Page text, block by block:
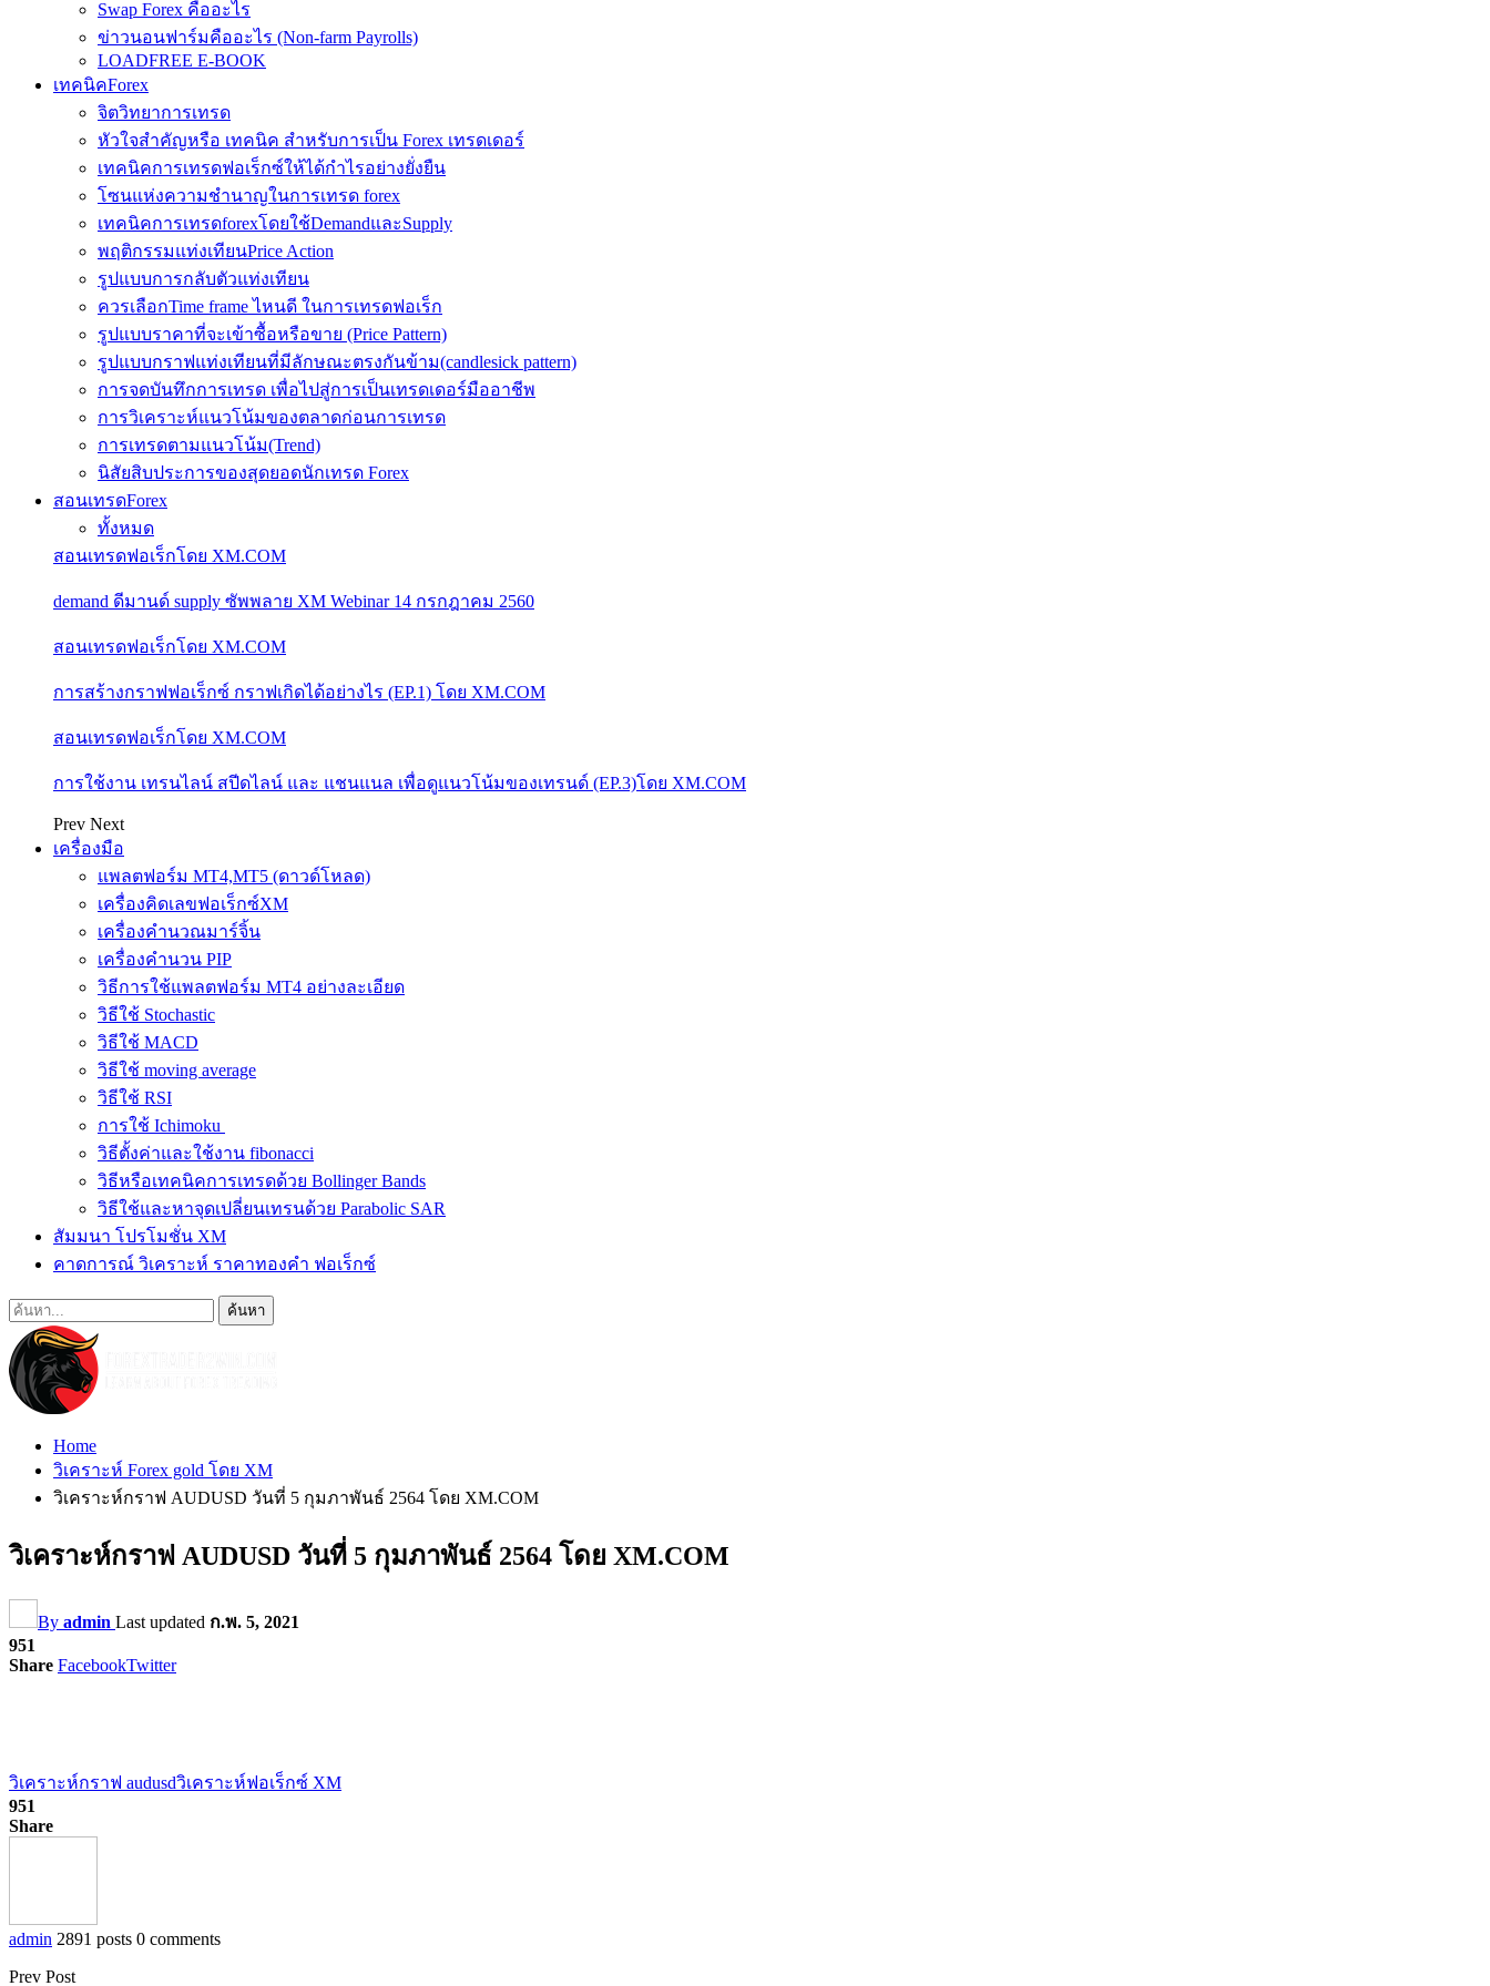
Swap Forex คืออะไร
ข่าวนอนฟาร์มคืออะไร (Non-farm Payrolls)
LOADFREE E-BOOK
เทคนิคForex
จิตวิทยาการเทรด
หัวใจสำคัญหรือ เทคนิค สำหรับการเป็น Forex เทรดเดอร์
เทคนิคการเทรดฟอเร็กซ์ให้ได้กำไรอย่างยั่งยืน
โซนแห่งความชำนาญในการเทรด forex
เทคนิคการเทรดforexโดยใช้DemandและSupply
พฤติกรรมแท่งเทียนPrice Action
รูปแบบการกลับตัวแท่งเทียน
ควรเลือกTime frame ไหนดี ในการเทรดฟอเร็ก
รูปแบบราคาที่จะเข้าซื้อหรือขาย (Price Pattern)
รูปแบบกราฟแท่งเทียนที่มีลักษณะตรงกันข้าม(candlesick pattern)
การจดบันทึกการเทรด เพื่อไปสู่การเป็นเทรดเดอร์มืออาชีพ
การวิเคราะห์แนวโน้มของตลาดก่อนการเทรด
การเทรดตามแนวโน้ม(Trend)
นิสัยสิบประการของสุดยอดนักเทรด Forex
สอนเทรดForex
ทั้งหมด
สอนเทรดฟอเร็กโดย XM.COM
demand ดีมานด์ supply ซัพพลาย XM Webinar 14 กรกฎาคม 2560
สอนเทรดฟอเร็กโดย XM.COM
การสร้างกราฟฟอเร็กซ์ กราฟเกิดได้อย่างไร (EP.1) โดย XM.COM
สอนเทรดฟอเร็กโดย XM.COM
การใช้งาน เทรนไลน์ สปีดไลน์ และ แชนแนล เพื่อดูแนวโน้มของเทรนด์ (EP.3)โดย XM.COM
Prev Next
เครื่องมือ
แพลตฟอร์ม MT4,MT5 (ดาวด์โหลด)
เครื่องคิดเลขฟอเร็กซ์XM
เครื่องคำนวณมาร์จิ้น
เครื่องคำนวน PIP
วิธีการใช้แพลตฟอร์ม MT4 อย่างละเอียด
วิธีใช้ Stochastic
วิธีใช้ MACD
วิธีใช้ moving average
วิธีใช้ RSI
การใช้ Ichimoku
วิธีตั้งค่าและใช้งาน fibonacci
วิธีหรือเทคนิคการเทรดด้วย Bollinger Bands
วิธีใช้และหาจุดเปลี่ยนเทรนด้วย Parabolic SAR
สัมมนา โปรโมชั่น XM
คาดการณ์ วิเคราะห์ ราคาทองคำ ฟอเร็กซ์
Home
วิเคราะห์ Forex gold โดย XM
วิเคราะห์กราฟ AUDUSD วันที่ 5 กุมภาพันธ์ 2564 โดย XM.COM
วิเคราะห์กราฟ AUDUSD วันที่ 5 กุมภาพันธ์ 2564 โดย XM.COM
By admin Last updated ก.พ. 5, 2021
951
Share FacebookTwitter
วิเคราะห์กราฟ audusdวิเคราะห์ฟอเร็กซ์ XM
951
Share
admin 2891 posts 0 comments
Prev Post